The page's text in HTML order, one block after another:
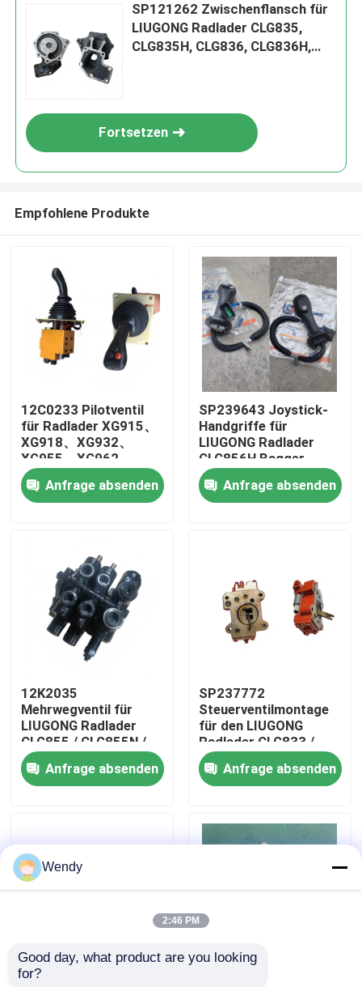
Produkte
Videos
Fabrik-Ausflug
Qualitätskontrolle
Treten Sie mit uns in Verbindung
Nachrichten
Bloggen
SP121262 Zwischenflansch für
LIUGONG Radlader CLG835,
CLG835H, CLG836, CLG836H,
Fortsetzen
Empfohlene Produkte
12C0233 Pilotventil
für Radlader XG915、
XG918、XG932、
XG955、XG962、
XG982 Ersatzteile
Anfrage absenden
SP239643 Joystick-
Handgriffe für
LIUGONG Radlader
CLG856H Bagger
CLG920D、
CLG922D、CLG925D
CLG933E、CLG936D、
Anfrage absenden
12K2035
Mehrwegventil für
LIUGONG Radlader
CLG855 / CLG855N /
CLG855H CLG856 /
CLG856H CLG50CN /
CLG50C
Anfrage absenden
SP237772
Steuerventilmontage
für den LIUGONG
Radlader CLG833 /
CLG833H CLG835 /
CLG835H CLG836 /
CLG836H ZL30E /
Anfrage absenden
SP161058
Wendy
2:46 PM
Good day, what product are you looking
for?